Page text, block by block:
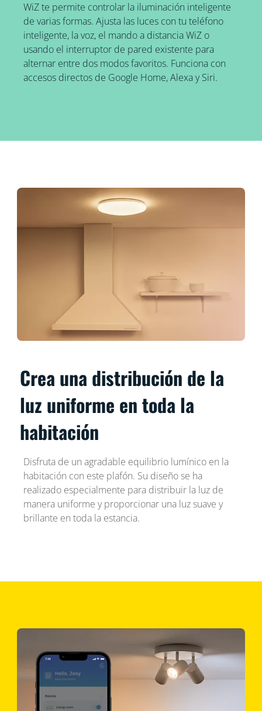
WiZ te permite controlar la iluminación inteligente
de varias formas. Ajusta las luces con tu teléfono
inteligente, la voz, el mando a distancia WiZ o
usando el interruptor de pared existente para
alternar entre dos modos favoritos. Funciona con
accesos directos de Google Home, Alexa y Siri.
Crea una distribución de la
luz uniforme en toda la
habitación
Disfruta de un agradable equilibrio lumínico en la
habitación con este plafón. Su diseño se ha
realizado especialmente para distribuir la luz de
manera uniforme y proporcionar una luz suave y
brillante en toda la estancia.